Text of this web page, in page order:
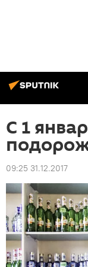
С 1
09:25 31.12.2017